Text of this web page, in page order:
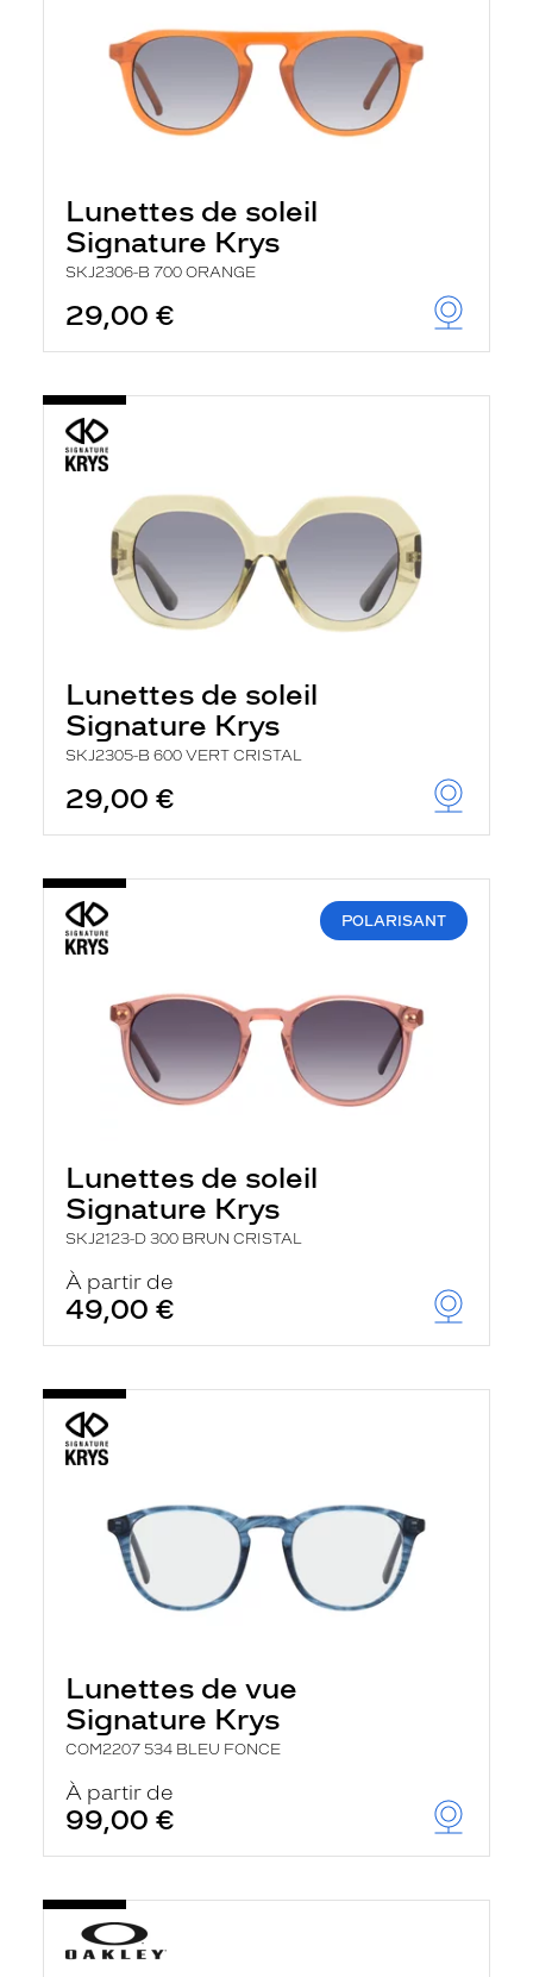
Lunettes de soleil
Signature Krys
SKJ2306-B 700 ORANGE
29,00 €
Lunettes de soleil
Signature Krys
SKJ2305-B 600 VERT CRISTAL
29,00 €
POLARISANT
Lunettes de soleil
Signature Krys
SKJ2123-D 300 BRUN CRISTAL
À partir de
49,00 €
Lunettes de vue
Signature Krys
COM2207 534 BLEU FONCE
À partir de
99,00 €